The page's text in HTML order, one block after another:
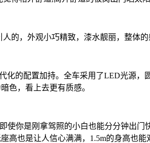
，外观小巧精致，漆水靓丽，整体的
的配置加持。全车采用了LED光源，
色，看上去更有质感。
你是刚拿驾照的小白也能分分钟出门
高也是让人信心满满，1.5m的身高也能